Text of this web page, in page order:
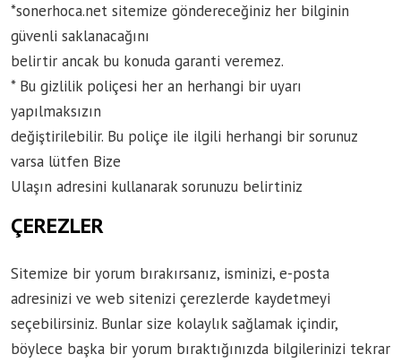
*sonerhoca.net sitemize göndereceğiniz her bilginin
güvenli saklanacağını
belirtir ancak bu konuda garanti veremez.
* Bu gizlilik poliçesi her an herhangi bir uyarı
yapılmaksızın
değiştirilebilir. Bu poliçe ile ilgili herhangi bir sorunuz
varsa lütfen Bize
Ulaşın adresini kullanarak sorunuzu belirtiniz
ÇEREZLER
Sitemize bir yorum bırakırsanız, isminizi, e-posta
adresinizi ve web sitenizi çerezlerde kaydetmeyi
seçebilirsiniz. Bunlar size kolaylık sağlamak içindir,
böylece başka bir yorum bıraktığınızda bilgilerinizi tekrar